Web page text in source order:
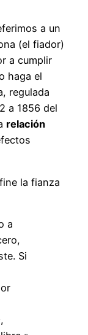
a un
(el fiador)
a cumplir
haga el
regulada
a 1856 del
relación
la fianza
a
Si